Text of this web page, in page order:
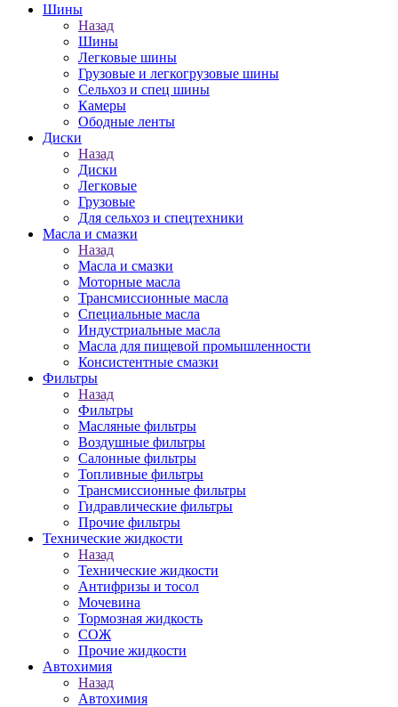
Шины
Назад
Шины
Легковые шины
Грузовые и легкогрузовые шины
Сельхоз и спец шины
Камеры
Ободные ленты
Диски
Назад
Диски
Легковые
Грузовые
Для сельхоз и спецтехники
Масла и смазки
Назад
Масла и смазки
Моторные масла
Трансмиссионные масла
Специальные масла
Индустриальные масла
Масла для пищевой промышленности
Консистентные смазки
Фильтры
Назад
Фильтры
Масляные фильтры
Воздушные фильтры
Салонные фильтры
Топливные фильтры
Трансмиссионные фильтры
Гидравлические фильтры
Прочие фильтры
Технические жидкости
Назад
Технические жидкости
Антифризы и тосол
Мочевина
Тормозная жидкость
СОЖ
Прочие жидкости
Автохимия
Назад
Автохимия